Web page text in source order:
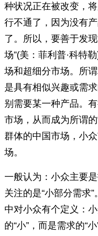
种状况正在被改变，
行不通了，因为没有
了。所以，要善于发
场”(美：菲利普·科特
场和超细分市场。所
是具有相似兴趣或需
别需要某一种产品。
市场，从而成为所谓
群体的中国市场，小
场。
一般认为：小众主要
关注的是“小部分需求
中对小众有个定义：
的“小”，而是需求的“